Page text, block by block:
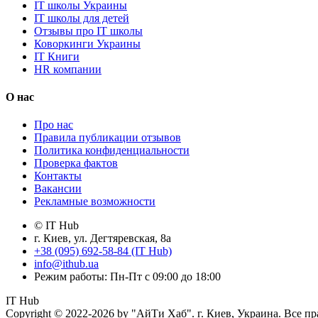
IT школы Украины
IT школы для детей
Отзывы про IT школы
Коворкинги Украины
IT Книги
HR компании
О нас
Про нас
Правила публикации отзывов
Политика конфиденциальности
Проверка фактов
Контакты
Вакансии
Рекламные возможности
© IT Hub
г. Киев, ул. Дегтяревская, 8а
+38 (095) 692-58-84 (IT Hub)
info@ithub.ua
Режим работы: Пн-Пт с 09:00 до 18:00
IT Hub
Copyright © 2022-2026 by "АйТи Хаб". г. Киев, Украина. Все